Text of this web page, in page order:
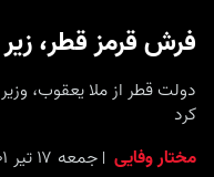
فرش قرمز قطر، زیر
دولت قطر از ملا یعقوب،
کرد
مختار وفایی جمعه ۱۷ تیر ۱۴۰۱ برابر با ۸ ژوئیه ۲۰۲۲ ۱۵:۳۰